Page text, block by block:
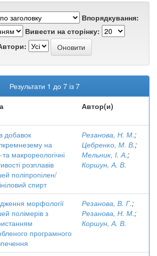
Впорядкування:
Вивести на сторінку:
Результати 1 до 7 із 7
Автор(и)
добавок
на
та макрореологічні
розплавів
поліпропілен/
спирт
Резанова, Н. М.;
Цебренко, М. В.;
Мельник, І. А.;
Коршун, А. В.
морфології
полімерів з
програмного
Резанова, В. Г.;
Резанова, Н. М.;
Коршун, А. В.